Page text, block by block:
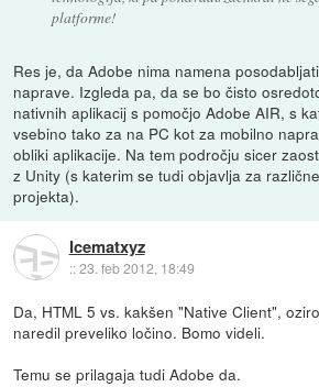
platforme!
Res je, da Adobe nima namena
naprave. Izgleda pa, da se bo čisto
nativnih aplikacij s pomočjo Adobe AIR, s
vsebino tako za na PC kot za mobilno
obliki aplikacije. Na tem področju sicer
z Unity (s katerim se tudi objavlja za
projekta).
Icematxyz
::23. feb 2012, 18:49
Da, HTML 5 vs. kakšen "Native Client",
naredil preveliko ločino. Bomo videli.
Temu se prilagaja tudi Adobe da.